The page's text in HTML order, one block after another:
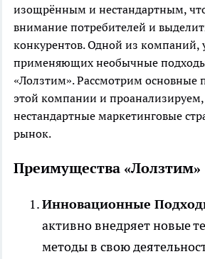
изощрённым и нестандартным,
внимание потребителей и
конкурентов. Одной из компаний,
применяющих необычные
«Лолзтим». Рассмотрим основные
этой компании и проанализируем,
нестандартные маркетинговые
рынок.
Преимущества «Лолзтим»
Инновационные
активно внедряет новые
методы в свою